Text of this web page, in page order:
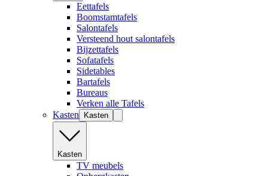
Eettafels
Boomstamtafels
Salontafels
Versteend hout salontafels
Bijzettafels
Sofatafels
Sidetables
Bartafels
Bureaus
Verken alle Tafels
Kasten
Kasten
Kasten
TV meubels